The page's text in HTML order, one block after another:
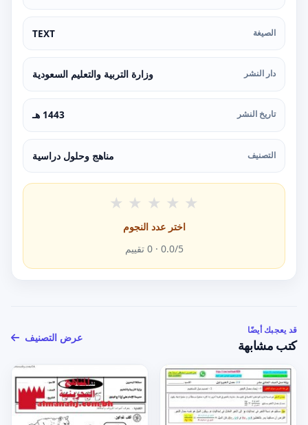
الصيغة TEXT
دار النشر وزارة التربية والتعليم السعودية
تاريخ النشر 1443 هـ
التصنيف مناهج وحلول دراسية
★ ★ ★ ★ ★
اختر عدد النجوم
0.0/5 ·
0 تقييم
قد يعجبك أيضًا
كتب مشابهة
عرض التصنيف